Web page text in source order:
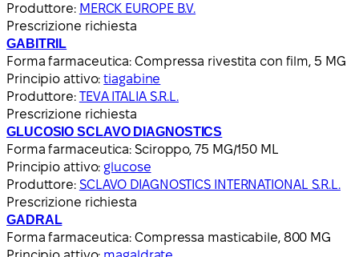
Produttore: MERCK EUROPE B.V.
Prescrizione richiesta
GABITRIL
Forma farmaceutica: Compressa rivestita con film, 5 MG
Principio attivo:tiagabine
Produttore: TEVA ITALIA S.R.L.
Prescrizione richiesta
GLUCOSIO SCLAVO DIAGNOSTICS
Forma farmaceutica: Sciroppo, 75 MG/150 ML
Principio attivo: glucose
Produttore: SCLAVO DIAGNOSTICS INTERNATIONAL S.R.L.
Prescrizione richiesta
GADRAL
Forma farmaceutica: Compressa masticabile, 800 MG